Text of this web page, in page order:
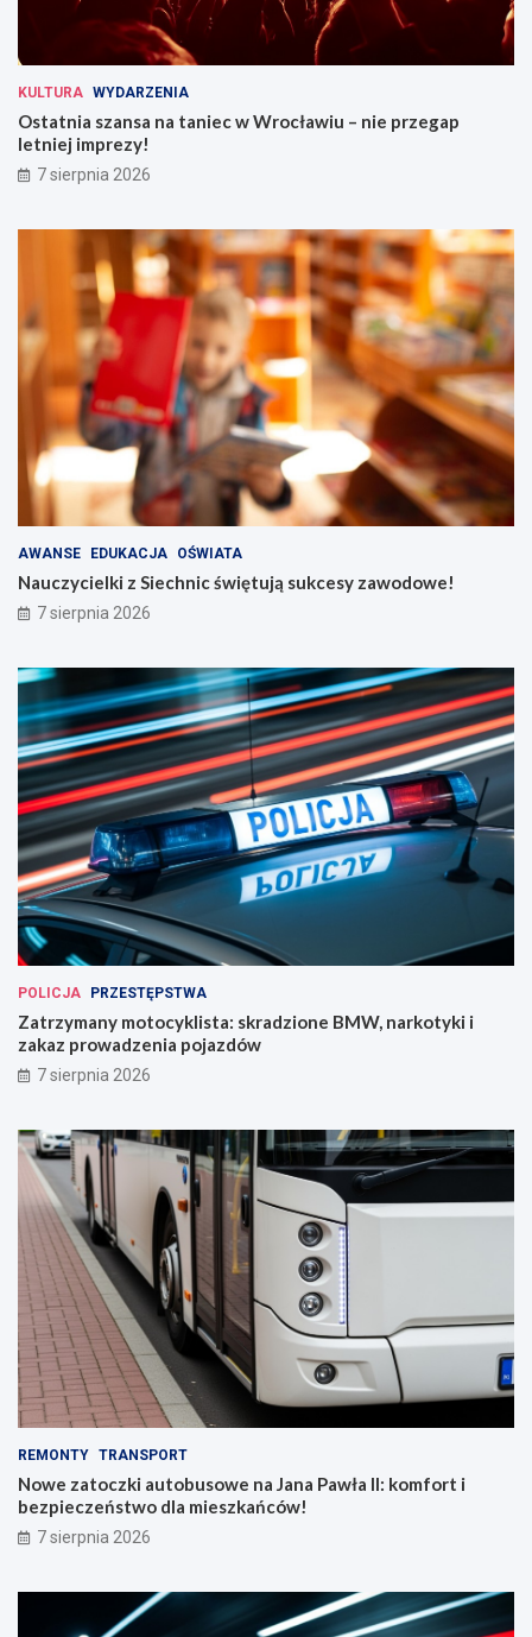
KULTURA WYDARZENIA
Ostatnia szansa na taniec w Wrocławiu – nie przegap
letniej imprezy!
7 sierpnia 2026
AWANSE EDUKACJA OŚWIATA
Nauczycielki z Siechnic świętują sukcesy zawodowe!
7 sierpnia 2026
POLICJA PRZESTĘPSTWA
Zatrzymany motocyklista: skradzione BMW, narkotyki i
zakaz prowadzenia pojazdów
7 sierpnia 2026
REMONTY TRANSPORT
Nowe zatoczki autobusowe na Jana Pawła II: komfort i
bezpieczeństwo dla mieszkańców!
7 sierpnia 2026